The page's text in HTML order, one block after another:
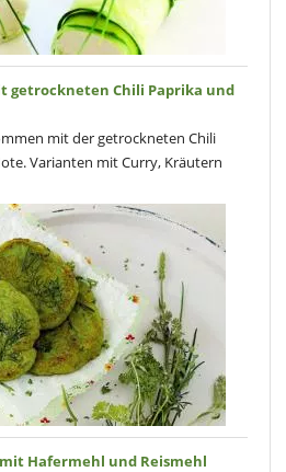
getrockneten Chili Paprika und
mit der getrockneten Chili
Varianten mit Curry, Kräutern
Hafermehl und Reismehl